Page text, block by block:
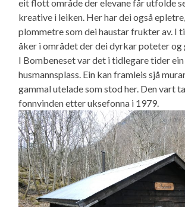
eit flott område der elevane får utfolde
kreative i leiken. Her har dei også
plommetre som dei haustar frukter av. I
åker i området der dei dyrkar poteter og
I Bombeneset var det i tidlegare tider ein
husmannsplass. Ein kan framleis sjå
gammal utelade som stod her. Den vart
fonnvinden etter uksefonna i 1979.